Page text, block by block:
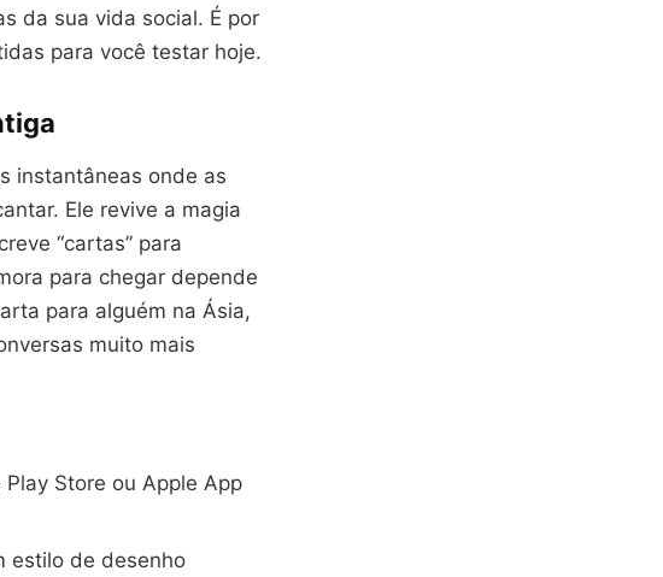
da sua vida social. É por
para você testar hoje.
instantâneas onde as
Ele revive a magia
“cartas” para
para chegar depende
para alguém na Ásia,
muito mais
Play Store ou Apple App
estilo de desenho